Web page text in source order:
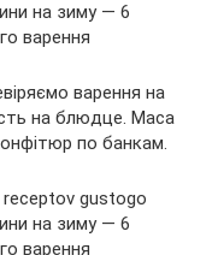
варення на
на блюдце. Маса
по банкам.